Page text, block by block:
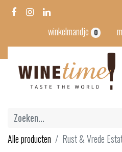
winkelmandje 0
Alle producten Rust & Vrede